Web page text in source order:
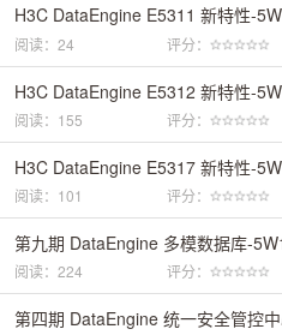
H3C DataEngine E5311 新特性-
阅读：24 评分：
H3C DataEngine E5312 新特性-
阅读：155 评分：
H3C DataEngine E5317 新特性-
阅读：101 评分：
第九期 DataEngine 多模数据库-
阅读：224 评分：
第四期 DataEngine 统一安全管控